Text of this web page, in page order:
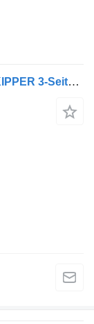
Mitsubishi Fuso FUSO FUSO 4 C 15 e KIPPER 3-Seiten*3-Sitzer*NEU